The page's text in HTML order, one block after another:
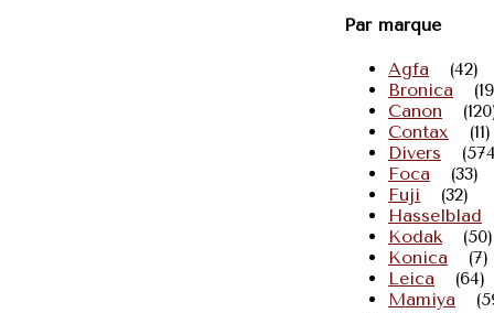
Par marque
Agfa
(42)
Bronica
Canon
Contax
(11)
Divers
Foca
(33)
Fuji
(32)
Hasselblad
Kodak
(50)
Konica
(7)
Leica
(64)
Mamiya